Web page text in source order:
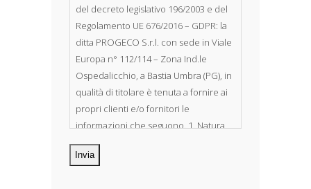
del decreto legislativo 196/2003 e del
Regolamento UE 676/2016 – GDPR: la
ditta PROGECO S.r.l. con sede in Viale
Europa n° 112/114 – Zona Ind.le
Ospedalicchio, a Bastia Umbra (PG), in
qualità di titolare è tenuta a fornire ai
propri clienti e/o fornitori le
informazioni che seguono. 1. Natura
dei dati personali Costituiscono
oggetto di trattamento i Suoi dati